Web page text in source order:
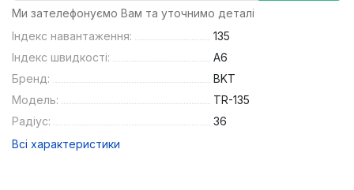
Ми зателефонуємо Вам та уточнимо деталі
Індекс навантаження:
135
Індекс швидкості:
A6
Бренд:
BKT
Модель:
TR-135
Радіус:
36
Всі характеристики